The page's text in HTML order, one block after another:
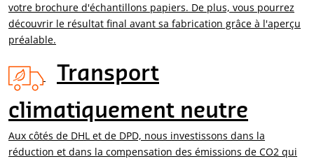
votre brochure d'échantillons papiers. De plus, vous pourrez
découvrir le résultat final avant sa fabrication grâce à l'aperçu
préalable.
Transport
climatiquement neutre
Aux côtés de DHL et de DPD, nous investissons dans la
réduction et dans la compensation des émissions de CO2 qui